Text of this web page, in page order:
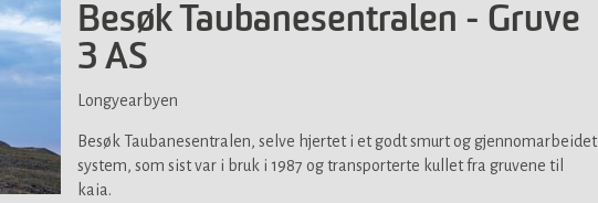
Besøk Taubanesentralen - Gruve
3 AS
Longyearbyen
Besøk Taubanesentralen, selve hjertet i et godt smurt og gjennomarbeidet
system, som sist var i bruk i 1987 og transporterte kullet fra gruvene til
kaia.